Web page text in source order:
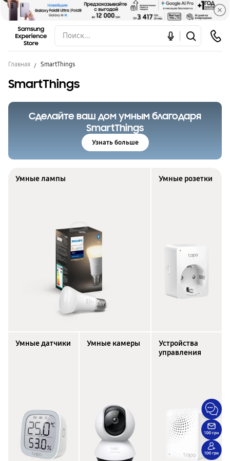
Главная SmartThings
SmartThings
Сделайте ваш дом умным благодаря
SmartThings
Узнать больше
Умные лампы Умные розетки
Умные датчики Умные камеры
Устройства
управления